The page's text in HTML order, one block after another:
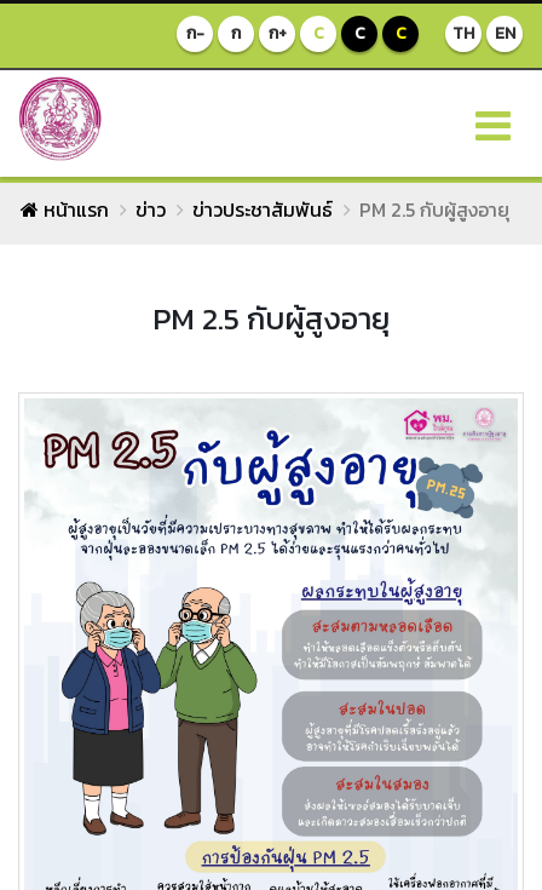
TH EN
ก- ก ก+ C C C
หน้าแรก ข่าว ข่าวประชาสัมพันธ์ PM 2.5 กับผู้สูงอายุ
PM 2.5 กับผู้สูงอายุ